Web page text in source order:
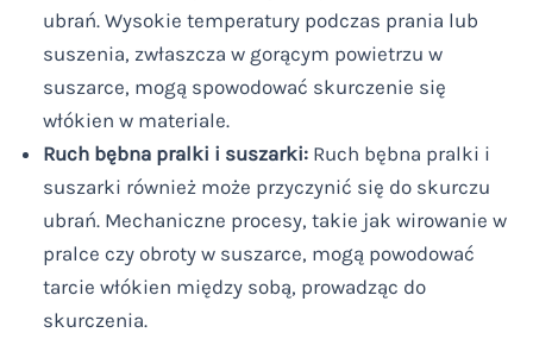
ubrań. Wysokie temperatury podczas prania lub
suszenia, zwłaszcza w gorącym powietrzu w
suszarce, mogą spowodować skurczenie się
włókien w materiale.
Ruch bębna pralki i suszarki: Ruch bębna pralki i
suszarki również może przyczynić się do skurczu
ubrań. Mechaniczne procesy, takie jak wirowanie w
pralce czy obroty w suszarce, mogą powodować
tarcie włókien między sobą, prowadząc do
skurczenia.